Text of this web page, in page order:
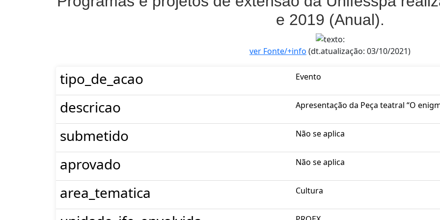
e 2019 (Anual).
ver Fonte/+info (dt.atualização: 03/10/2021)
tipo_de_acao Evento
descricao Apresentação da Peça teatral “O
submetido Não se aplica
aprovado Não se aplica
area_tematica Cultura